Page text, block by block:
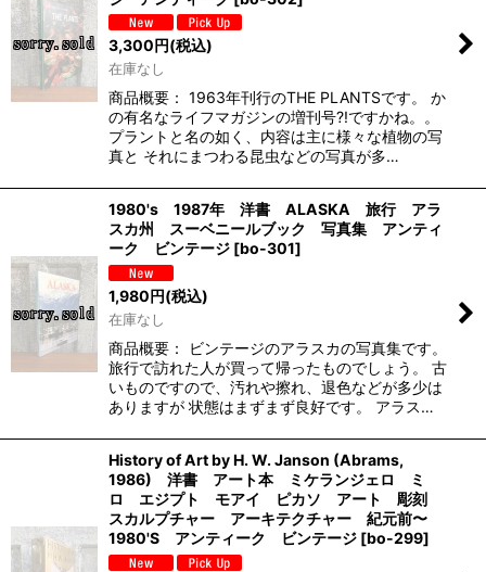
3,300円(税込)
在庫なし
商品概要： 1963年刊行のTHE PLANTSです。 か
の有名なライフマガジンの増刊号?!ですかね。。
プラントと名の如く、内容は主に様々な植物の写
真と それにまつわる昆虫などの写真が多…
1980's 1987年 洋書 ALASKA 旅行 アラ
スカ州 スーベニールブック 写真集 アンティ
ーク ビンテージ [bo-301]
1,980円(税込)
在庫なし
商品概要： ビンテージのアラスカの写真集です。
旅行で訪れた人が買って帰ったものでしょう。 古
いものですので、汚れや擦れ、退色などが多少は
ありますが 状態はまずまず良好です。 アラス…
History of Art by H. W. Janson (Abrams,
1986) 洋書 アート本 ミケランジェロ ミ
ロ エジプト モアイ ピカソ アート 彫刻
スカルプチャー アーキテクチャー 紀元前〜
1980'S アンティーク ビンテージ [bo-299]